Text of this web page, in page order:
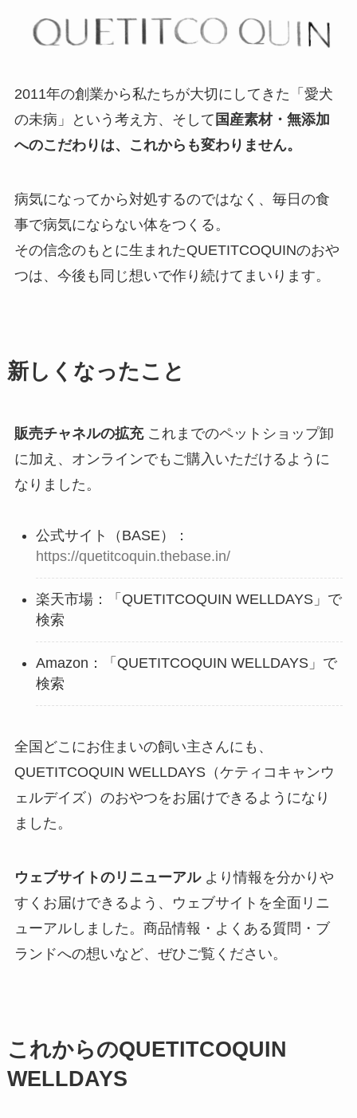
2011年の創業から私たちが大切にしてきた「愛犬
の未病」という考え方、そして 国産素材・無添加
へのこだわりは、これからも変わりません。
病気になってから対処するのではなく、毎日の食
事で病気にならない体をつくる。
その信念のもとに生まれたQUETITCOQUINのおや
つは、今後も同じ想いで作り続けてまいります。
新しくなったこと
販売チャネルの拡充これまでのペットショップ卸
に加え、オンラインでもご購入いただけるように
なりました。
公式サイト（BASE）：
https://quetitcoquin.thebase.in/
楽天市場：「QUETITCOQUIN WELLDAYS」で
検索
Amazon：「QUETITCOQUIN WELLDAYS」で
検索
全国どこにお住まいの飼い主さんにも、
QUETITCOQUIN WELLDAYS（ケティコキャンウ
ェルデイズ）のおやつをお届けできるようになり
ました。
ウェブサイトのリニューアルより情報を分かりや
すくお届けできるよう、ウェブサイトを全面リニ
ューアルしました。商品情報・よくある質問・ブ
ランドへの想いなど、ぜひご覧ください。
これからのQUETITCOQUIN
WELLDAYS